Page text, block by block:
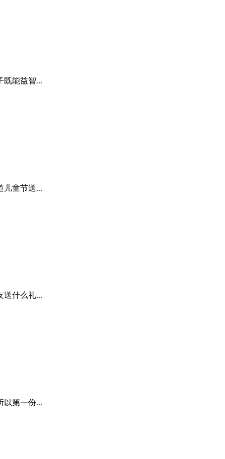
既能益智...
儿童节送...
送什么礼...
以第一份...